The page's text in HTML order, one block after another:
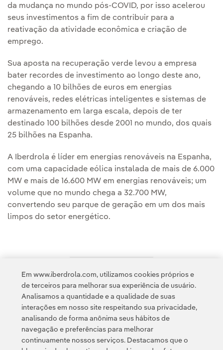
da mudança no mundo pós-COVID, por isso acelerou
seus investimentos a fim de contribuir para a
reativação da atividade econômica e criação de
emprego.
Sua aposta na recuperação verde levou a empresa
bater recordes de investimento ao longo deste ano,
chegando a 10 bilhões de euros em energias
renováveis, redes elétricas inteligentes e sistemas de
armazenamento em larga escala, depois de ter
destinado 100 bilhões desde 2001 no mundo, dos quais
25 bilhões na Espanha.
A Iberdrola é líder em energias renováveis na Espanha,
com uma capacidade eólica instalada de mais de 6.000
MW e mais de 16.600 MW em energias renováveis; um
volume que no mundo chega a 32.700 MW,
convertendo seu parque de geração em um dos mais
limpos do setor energético.
Acesso a informação legal
Política de Privacidade Informação legal
Em www.iberdrola.com, utilizamos cookies próprios e
de terceiros para melhorar sua experiência de usuário.
Analisamos a quantidade e a qualidade de suas
interações em nosso site respeitando sua privacidade,
analisando de forma anônima seus hábitos de
navegação e preferências para melhorar
continuamente nossos serviços. Destacamos que o